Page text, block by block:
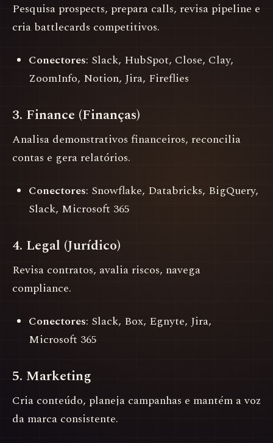
Pesquisa prospects, prepara calls, revisa pipeline e
cria battlecards competitivos.
Conectores: Slack, HubSpot, Close, Clay,
ZoomInfo, Notion, Jira, Fireflies
3. Finance (Finanças)
Analisa demonstrativos financeiros, reconcilia
contas e gera relatórios.
Conectores: Snowflake, Databricks, BigQuery,
Slack, Microsoft 365
4. Legal (Jurídico)
Revisa contratos, avalia riscos, navega
compliance.
Conectores: Slack, Box, Egnyte, Jira,
Microsoft 365
5. Marketing
Cria conteúdo, planeja campanhas e mantém a voz
da marca consistente.